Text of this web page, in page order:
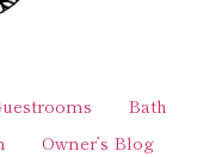
Bath
Owner’s Blog